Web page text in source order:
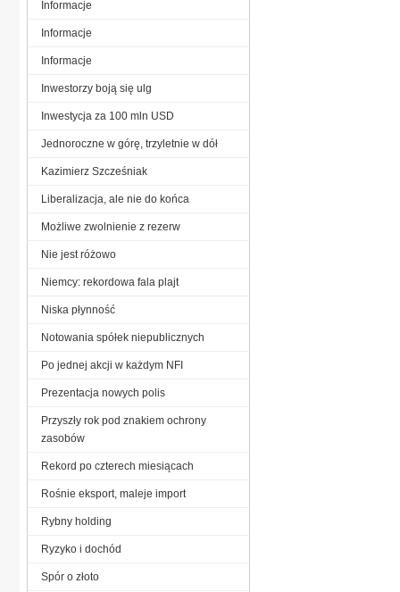
Informacje
Informacje
Informacje
Inwestorzy boją się ulg
Inwestycja za 100 mln USD
Jednoroczne w górę, trzyletnie w dół
Kazimierz Szcześniak
Liberalizacja, ale nie do końca
Możliwe zwolnienie z rezerw
Nie jest różowo
Niemcy: rekordowa fala plajt
Niska płynność
Notowania spółek niepublicznych
Po jednej akcji w każdym NFI
Prezentacja nowych polis
Przyszły rok pod znakiem ochrony
zasobów
Rekord po czterech miesiącach
Rośnie eksport, maleje import
Rybny holding
Ryzyko i dochód
Spór o złoto